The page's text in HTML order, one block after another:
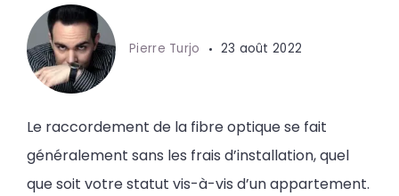
Pierre Turjo 23 août 2022
Le raccordement de la fibre optique se fait
généralement sans les frais d’installation, quel
que soit votre statut vis-à-vis d’un appartement.